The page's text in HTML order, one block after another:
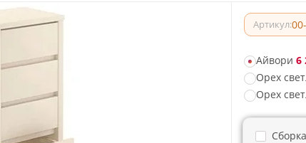
Артикул:
Айвори 6
Орех
Орех